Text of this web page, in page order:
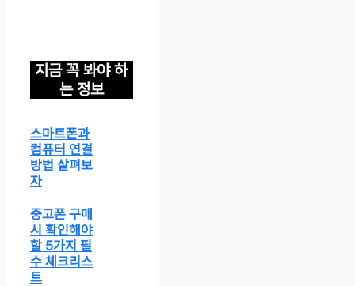
지금 꼭 봐야 하
는 정보
스마트폰과
컴퓨터 연결
방법 살펴보
자
중고폰 구매
시 확인해야
할 5가지 필
수 체크리스
트